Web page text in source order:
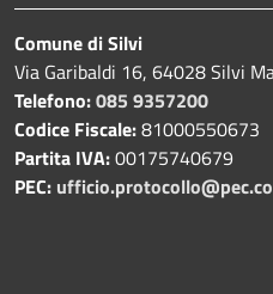
Comune di Silvi
Via Garibaldi 16, 64028 Silvi
Telefono:085 9357200
Codice Fiscale:81000550673
Partita IVA:00175740679
PEC: